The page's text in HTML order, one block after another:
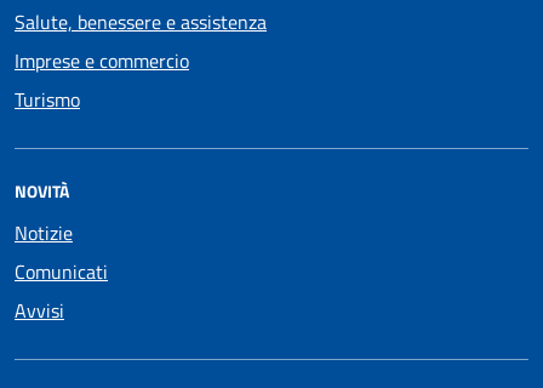
Salute, benessere e assistenza
Imprese e commercio
Turismo
NOVITÀ
Notizie
Comunicati
Avvisi